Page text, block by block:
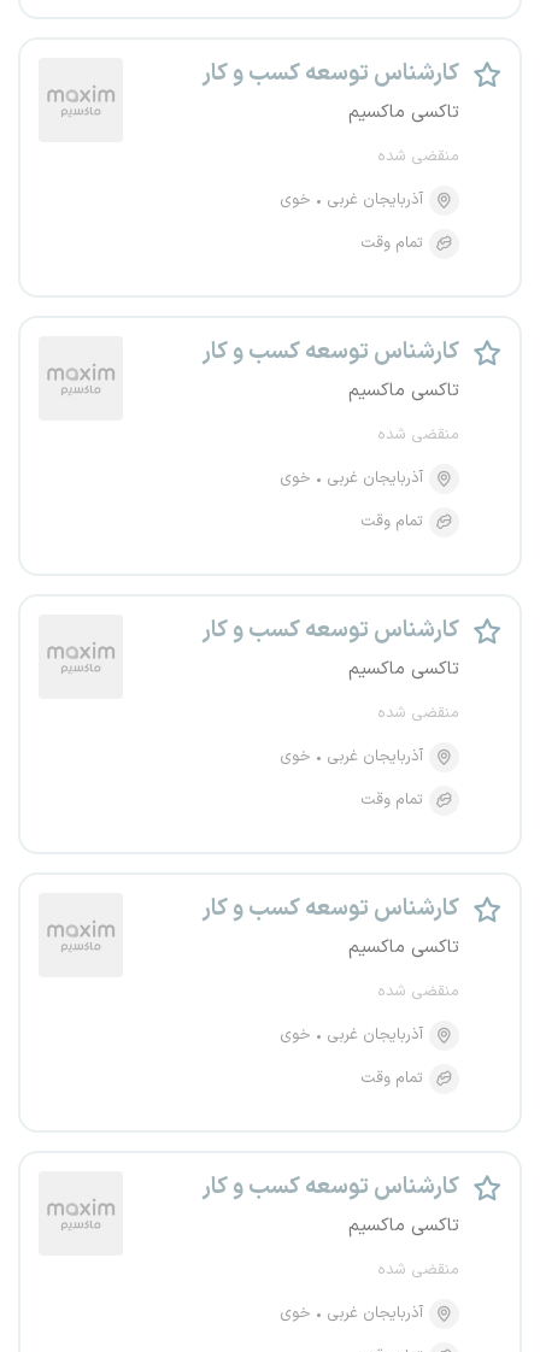
کارشناس توسعه کسب و کار
تاکسی ماکسیم
منقضی شده
آذربایجان غربی
خوی
تمام وقت
کارشناس توسعه کسب و کار
تاکسی ماکسیم
منقضی شده
آذربایجان غربی
خوی
تمام وقت
کارشناس توسعه کسب و کار
تاکسی ماکسیم
منقضی شده
آذربایجان غربی
خوی
تمام وقت
کارشناس توسعه کسب و کار
تاکسی ماکسیم
منقضی شده
آذربایجان غربی
خوی
تمام وقت
کارشناس توسعه کسب و کار
تاکسی ماکسیم
منقضی شده
آذربایجان غربی
خوی